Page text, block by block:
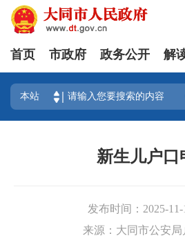
首页 市政府 政务公开 解
本站
新生儿户口
发布时间： 2025-
来源： 大同市公安局